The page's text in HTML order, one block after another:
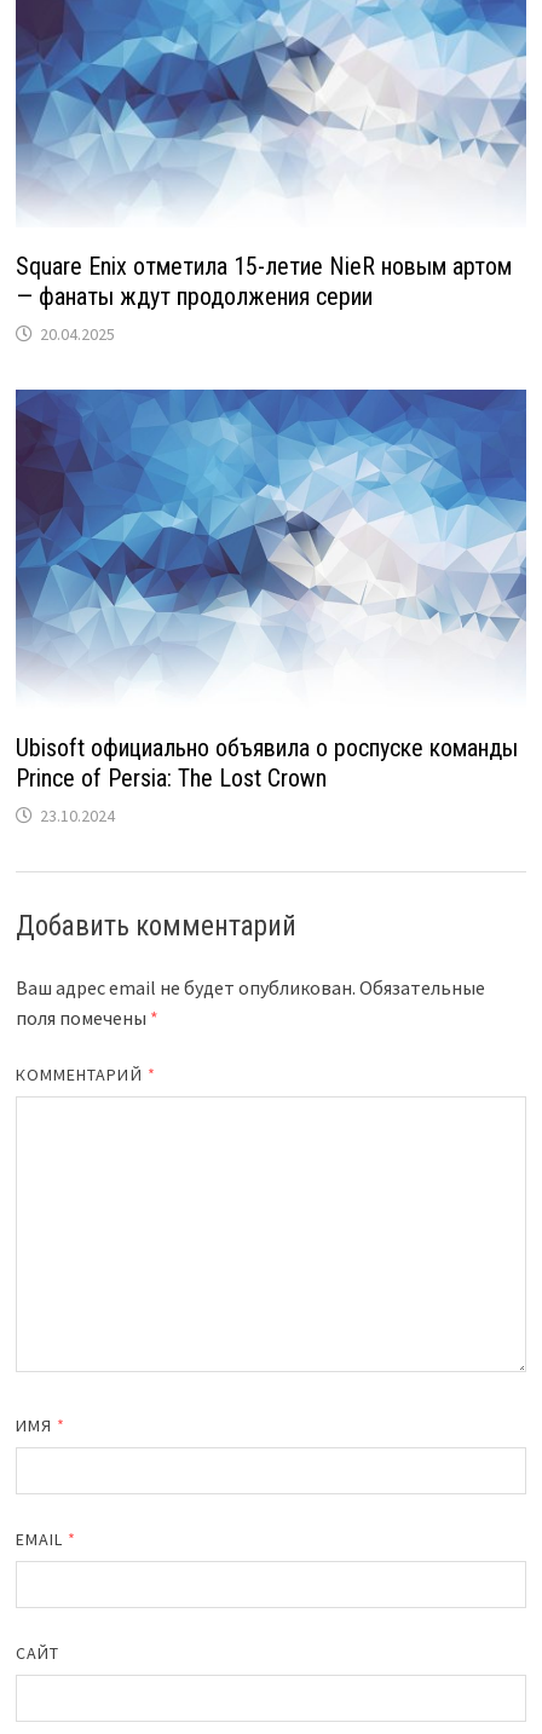
Square Enix отметила 15-летие NieR новым артом
— фанаты ждут продолжения серии
20.04.2025
Ubisoft официально объявила о роспуске команды
Prince of Persia: The Lost Crown
23.10.2024
Добавить комментарий
Ваш адрес email не будет опубликован. Обязательные
поля помечены *
КОММЕНТАРИЙ *
ИМЯ *
EMAIL *
САЙТ